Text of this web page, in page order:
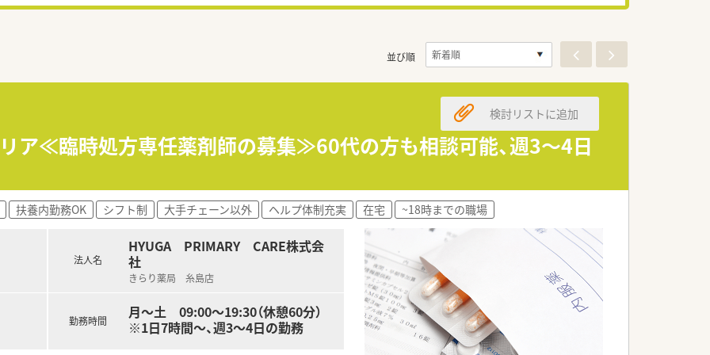
並び順
リア≪臨時処方専任薬剤師の募集≫60代の方も相談可能、週3～4日
検討リストに追加
扶養内勤務OK シフト制 大手チェーン以外 ヘルプ体制充実 在宅 ~18時までの職場
法人名
HYUGA PRIMARY CARE株式会
社
きらり薬局 糸島店
勤務時間
月～土 09:00～19:30（休憩60分）
※1日7時間～、週3～4日の勤務